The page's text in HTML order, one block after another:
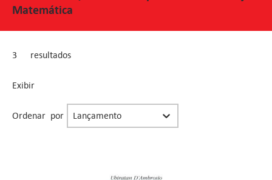
Matemática
3 resultados
Exibir
Ordenar por Organização facet resultado buscas
Sort content